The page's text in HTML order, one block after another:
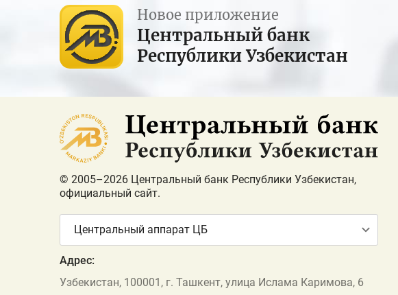
Новое приложение
Центральный банк
Республики Узбекистан
© 2005–2026 Центральный банк Республики Узбекистан,
официальный сайт.
Центральный аппарат ЦБ
Адрес:
Узбекистан, 100001, г. Ташкент, улица Ислама Каримова, 6